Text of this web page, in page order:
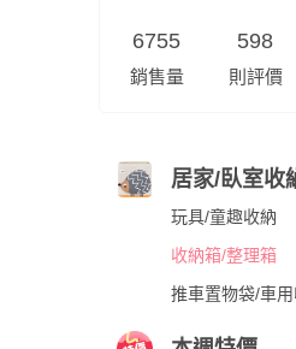
6755
銷售量
598
則評價
居家/臥室收
玩具/童趣收納
收納箱/整理箱
推車置物袋/車